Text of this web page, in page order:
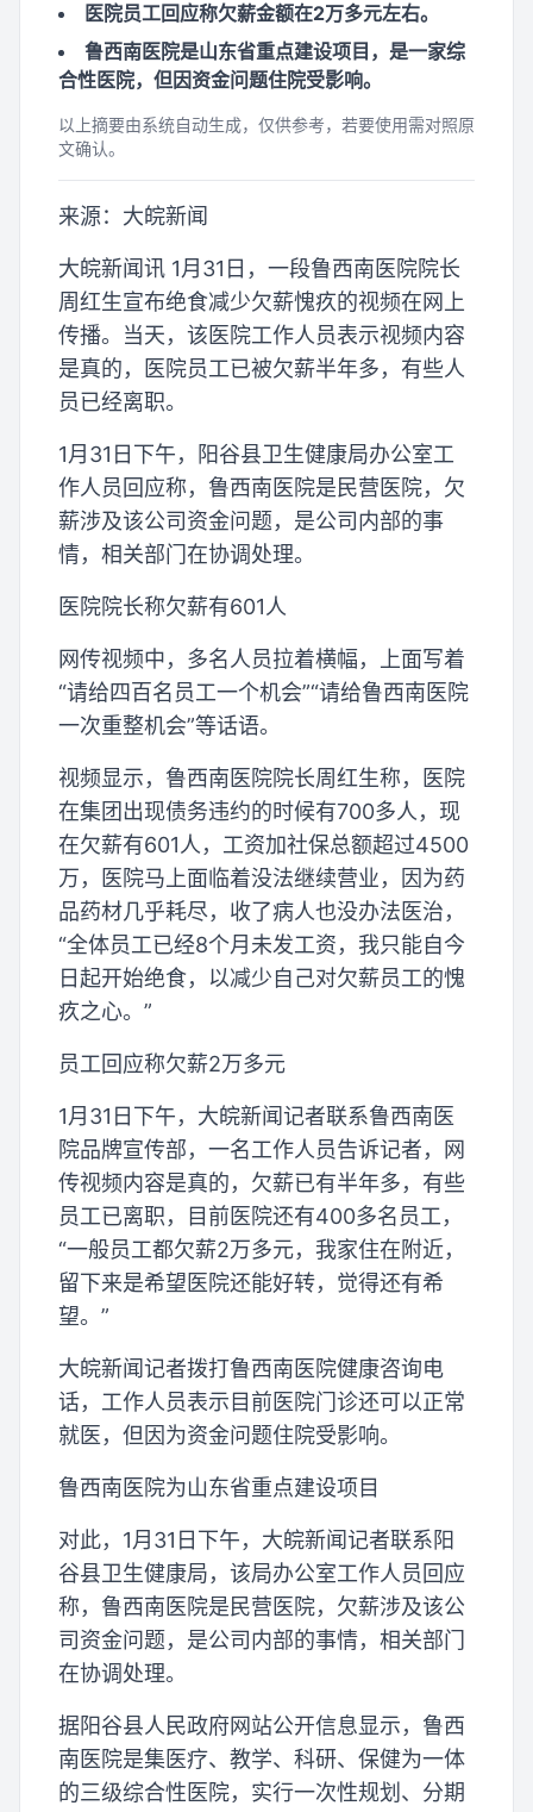
医院员工回应称欠薪金额在2万多元左右。
鲁西南医院是山东省重点建设项目，是一家综
合性医院，但因资金问题住院受影响。
以上摘要由系统自动生成，仅供参考，若要使用需对照原
文确认。
来源：大皖新闻
大皖新闻讯 1月31日，一段鲁西南医院院长
周红生宣布绝食减少欠薪愧疚的视频在网上
传播。当天，该医院工作人员表示视频内容
是真的，医院员工已被欠薪半年多，有些人
员已经离职。
1月31日下午，阳谷县卫生健康局办公室工
作人员回应称，鲁西南医院是民营医院，欠
薪涉及该公司资金问题，是公司内部的事
情，相关部门在协调处理。
医院院长称欠薪有601人
网传视频中，多名人员拉着横幅，上面写着
“请给四百名员工一个机会”“请给鲁西南医院
一次重整机会”等话语。
视频显示，鲁西南医院院长周红生称，医院
在集团出现债务违约的时候有700多人，现
在欠薪有601人，工资加社保总额超过4500
万，医院马上面临着没法继续营业，因为药
品药材几乎耗尽，收了病人也没办法医治，
“全体员工已经8个月未发工资，我只能自今
日起开始绝食，以减少自己对欠薪员工的愧
疚之心。”
员工回应称欠薪2万多元
1月31日下午，大皖新闻记者联系鲁西南医
院品牌宣传部，一名工作人员告诉记者，网
传视频内容是真的，欠薪已有半年多，有些
员工已离职，目前医院还有400多名员工，
“一般员工都欠薪2万多元，我家住在附近，
留下来是希望医院还能好转，觉得还有希
望。”
大皖新闻记者拨打鲁西南医院健康咨询电
话，工作人员表示目前医院门诊还可以正常
就医，但因为资金问题住院受影响。
鲁西南医院为山东省重点建设项目
对此，1月31日下午，大皖新闻记者联系阳
谷县卫生健康局，该局办公室工作人员回应
称，鲁西南医院是民营医院，欠薪涉及该公
司资金问题，是公司内部的事情，相关部门
在协调处理。
据阳谷县人民政府网站公开信息显示，鲁西
南医院是集医疗、教学、科研、保健为一体
的三级综合性医院，实行一次性规划、分期